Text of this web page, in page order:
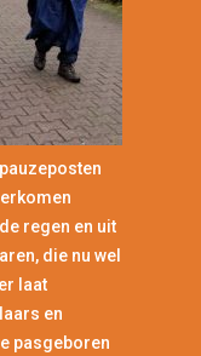
regen en uit
die nu wel
laat
en
pasgeboren